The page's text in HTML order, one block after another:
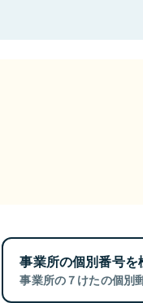
事業所の個別番号を
事業所の７けたの個別